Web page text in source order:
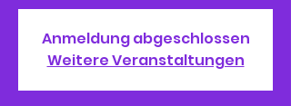
Anmeldung abgeschlossen
Weitere Veranstaltungen